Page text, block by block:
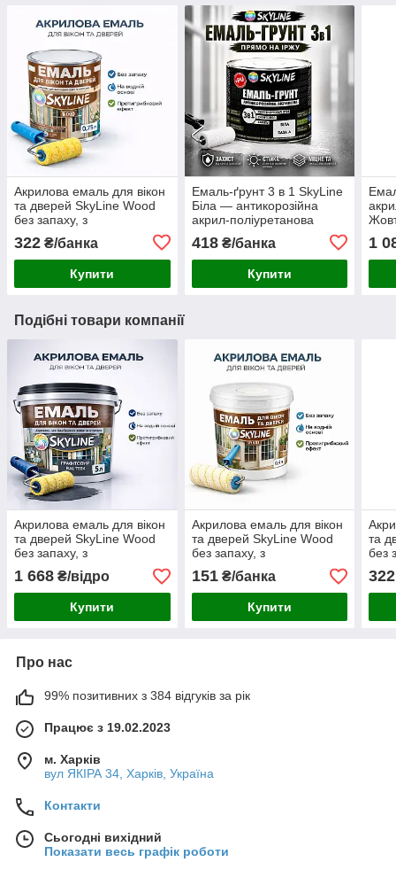
Акрилова емаль для вікон
та дверей SkyLine Wood
без запаху, з
протигрибковим ефектом,
біла, 0.75 л
322 ₴/банка
Купити
Емаль-ґрунт 3 в 1 SkyLine
Біла — антикорозійна
акрил-поліуретанова
фарба по металу та іржі
без запаху 0.9 кг
418₴/банка
Купити
без
1
Подібні товари компанії
Акрилова емаль для вікон
та дверей SkyLine Wood
без запаху, з
протигрибковим ефектом,
графітова, 5 л
1 668 ₴/відро
Купити
Акрилова емаль для вікон
та дверей SkyLine Wood
без запаху, з
протигрибковим ефектом,
біла, 0.4 л
151₴/банка
Купити
та
без
322
Про нас
99% позитивних з 384 відгуків за рік
Працює з 19.02.2023
м. Харків
вул ЯКІРА 34, Харків, Україна
Контакти
Сьогодні вихідний
Показати весь графік роботи